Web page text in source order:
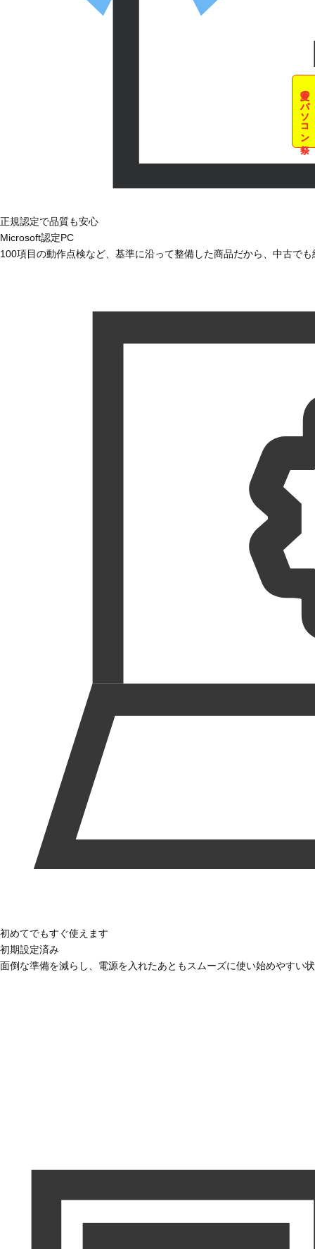
夏のパソコン祭
正規認定で品質も安心
Microsoft認定PC
100項目の動作点検など、基準に沿って整備した商品だから、中古で
初めてでもすぐ使えます
初期設定済み
面倒な準備を減らし、電源を入れたあともスムーズに使い始めやすい